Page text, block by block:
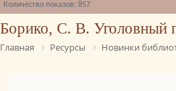
Количество показов: 857
Борико, С. В. Уголовный
Главная Ресурсы Новинки